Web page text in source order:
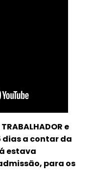
e
dias a contar da
estava
para os